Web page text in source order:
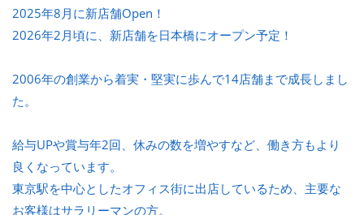
2025年8月に新店舗Open！
2026年2月頃に、新店舗を日本橋にオープン予定！
2006年の創業から着実・堅実に歩んで14店舗まで成長しまし
た。
給与UPや賞与年2回、休みの数を増やすなど、働き方もより
良くなっています。
東京駅を中心としたオフィス街に出店しているため、主要な
お客様はサラリーマンの方。